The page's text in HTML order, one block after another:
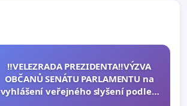
‼️VELEZRADA PREZIDENTA‼️VÝZVA
OBČANŮ SENÁTU PARLAMENTU na
vyhlášení veřejného slyšení podle §